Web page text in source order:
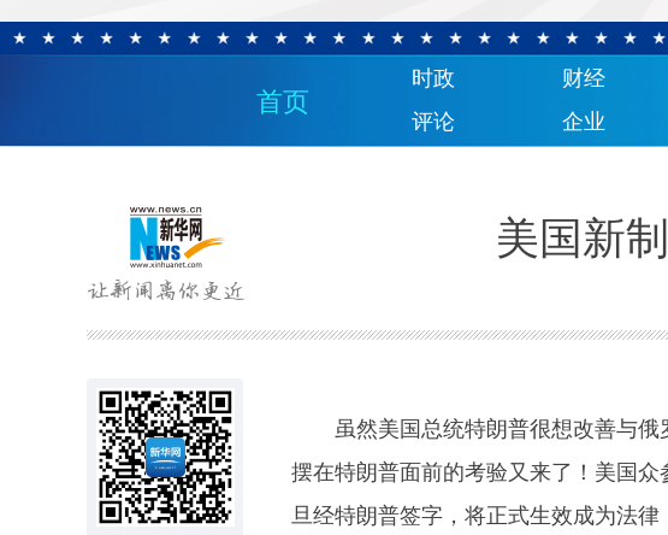
首页
时政 财经
评论
企业
美国新
虽然美国总统特朗普很想改善与俄
摆在特朗普面前的考验又来了！美国
旦经特朗普签字，将正式生效成为法